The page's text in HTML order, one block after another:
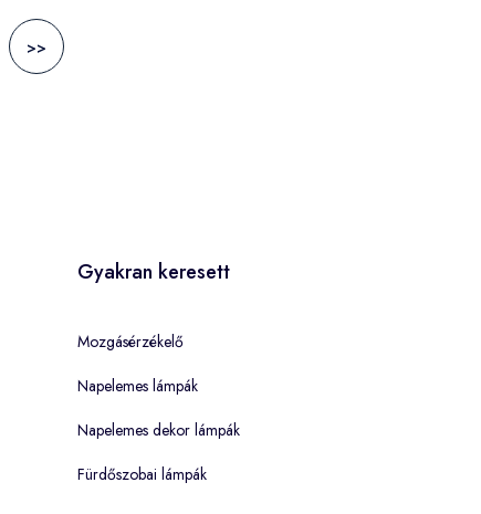
>>
Gyakran keresett
Mozgásérzékelő
Napelemes lámpák
Napelemes dekor lámpák
Fürdőszobai lámpák